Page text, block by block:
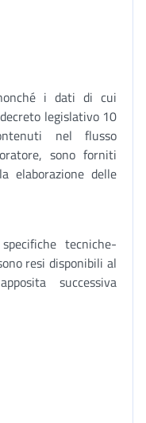
i dati di cui
legislativo 10
nel flusso
sono forniti
elaborazione delle
tecniche-
resi disponibili al
successiva